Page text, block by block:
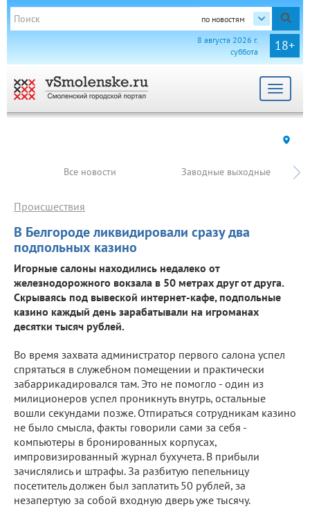
по новостям
18+
8 августа 2026 г.
суббота
Toggle
Все новости Заводные выходные
В Белгороде ликвидировали сразу два
подпольных казино
Происшествия
Игорные салоны находились недалеко от
железнодорожного вокзала в 50 метрах друг от друга.
Скрываясь под вывеской интернет-кафе, подпольные
казино каждый день зарабатывали на игроманах
десятки тысяч рублей.
Во время захвата администратор первого салона успел
спрятаться в служебном помещении и практически
забаррикадировался там. Это не помогло - один из
милиционеров успел проникнуть внутрь, остальные
вошли секундами позже. Отпираться сотрудникам казино
не было смысла, факты говорили сами за себя -
компьютеры в бронированных корпусах,
импровизированный журнал бухучета. В прибыли
зачислялись и штрафы. За разбитую пепельницу
посетитель должен был заплатить 50 рублей, за
незапертую за собой входную дверь уже тысячу.